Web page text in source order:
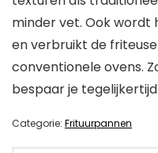
minder vet. Ook wordt
en verbruikt de
conventionele ovens.
bespaar je
Categorie: Frituurpannen